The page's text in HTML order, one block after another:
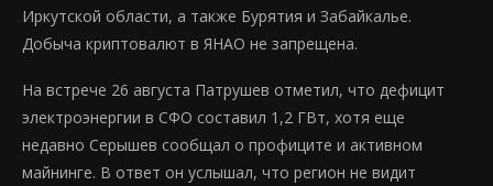
Иркутской области, а также Бурятия и Забайкалье.
Добыча криптовалют в ЯНАО не запрещена.
На встрече 26 августа Патрушев отметил, что дефицит
электроэнергии в СФО составил 1,2 ГВт, хотя еще
недавно Серышев сообщал о профиците и активном
майнинге. В ответ он услышал, что регион не видит